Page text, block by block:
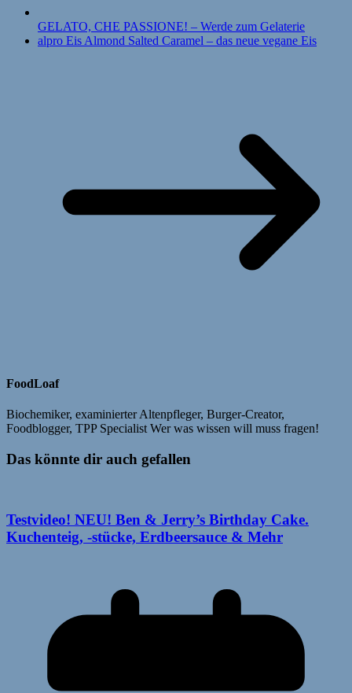
GELATO, CHE PASSIONE! – Werde zum Gelaterie
alpro Eis Almond Salted Caramel – das neue vegane Eis
FoodLoaf
Biochemiker, examinierter Altenpfleger, Burger-Creator,
Foodblogger, TPP Specialist Wer was wissen will muss fragen!
Das könnte dir auch gefallen
Testvideo! NEU! Ben & Jerry’s Birthday Cake.
Kuchenteig, -stücke, Erdbeersauce & Mehr